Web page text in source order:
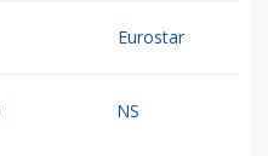
Eurostar
NS